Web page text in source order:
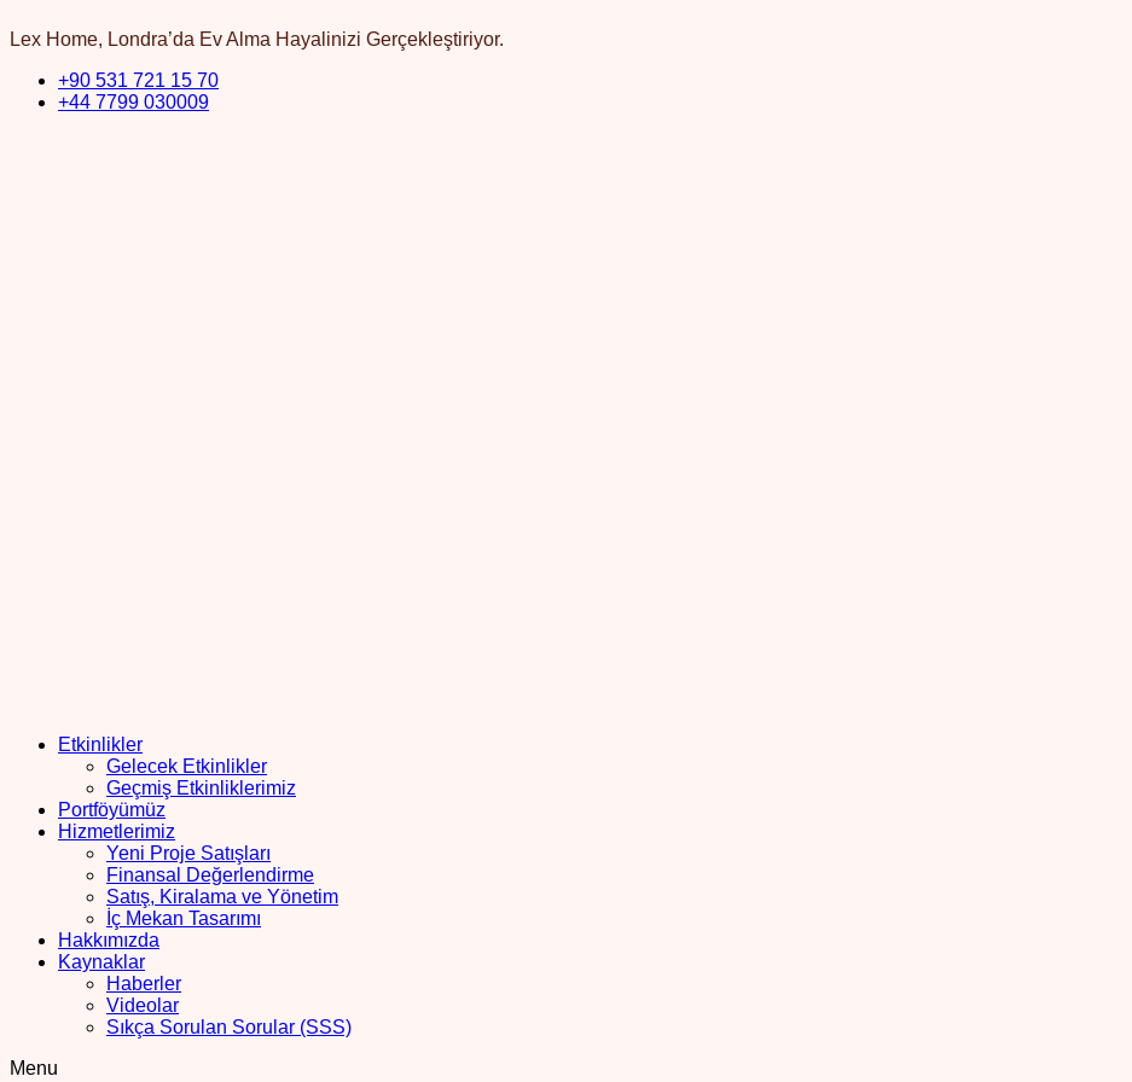
Lex Home, Londra’da Ev Alma Hayalinizi Gerçekleştiriyor.
+90 531 721 15 70
+44 7799 030009
Etkinlikler
Gelecek Etkinlikler
Geçmiş Etkinliklerimiz
Portföyümüz
Hizmetlerimiz
Yeni Proje Satışları
Finansal Değerlendirme
Satış, Kiralama ve Yönetim
İç Mekan Tasarımı
Hakkımızda
Kaynaklar
Haberler
Videolar
Sıkça Sorulan Sorular (SSS)
Menu